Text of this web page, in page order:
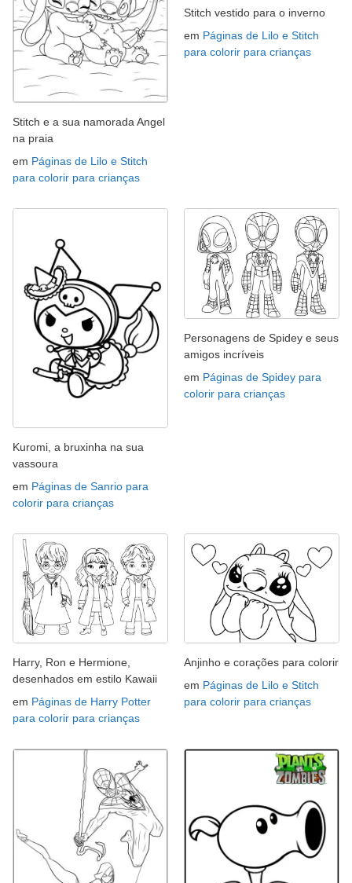
Stitch e a sua namorada Angel
na praia
em Páginas de Lilo e Stitch
para colorir para crianças
Stitch vestido para o inverno
em Páginas de Lilo e Stitch
para colorir para crianças
Kuromi, a bruxinha na sua
vassoura
em Páginas de Sanrio para
colorir para crianças
Personagens de Spidey e seus
amigos incríveis
em Páginas de Spidey para
colorir para crianças
Harry, Ron e Hermione,
desenhados em estilo Kawaii
em Páginas de Harry Potter
para colorir para crianças
Anjinho e corações para colorir
em Páginas de Lilo e Stitch
para colorir para crianças